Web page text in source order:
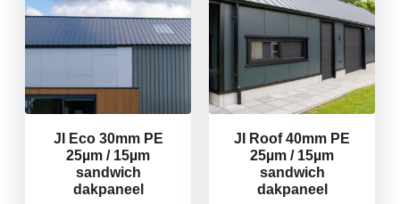
JI Eco 30mm PE
25µm / 15µm
sandwich
dakpaneel
JI Roof 40mm PE
25µm / 15µm
sandwich
dakpaneel